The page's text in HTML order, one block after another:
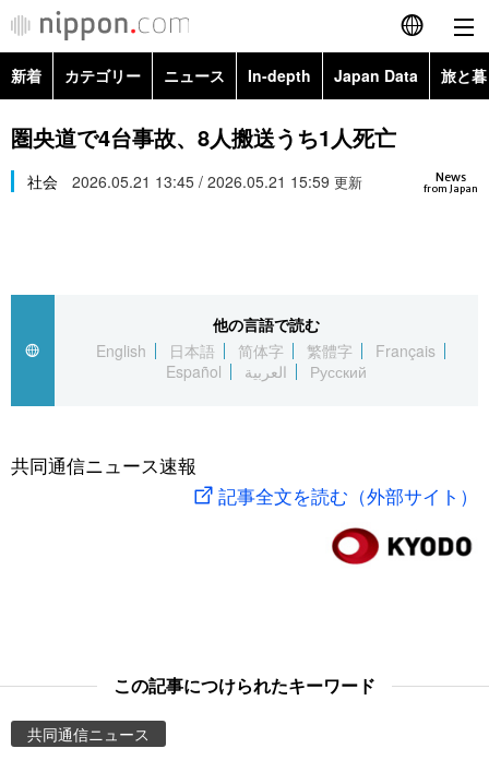
English
简体字
繁體字
العربية
社会
旅と暮らし
新着 カテゴリー ニュース In-depth Japan Data 旅と
政治・外交
経済・ビジネス
社会
文化
科学・技術
暮らし
Images
お知らせ
圏央道で4台事故、8人搬送うち1人死亡
News
from Japan
社会 2026.05.21 13:45 / 2026.05.21 15:59 更新
他の言語で読む
English
日本語 简体字 繁體字
Français
Español
العربية Русский
共同通信ニュース速報
記事全文を読む（外部サイト）
この記事につけられたキーワード
共同通信ニュース